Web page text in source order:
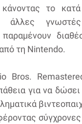
κάνοντας το
άλλες
τη Nintendo.
Bros.
για να
σύγχρονες